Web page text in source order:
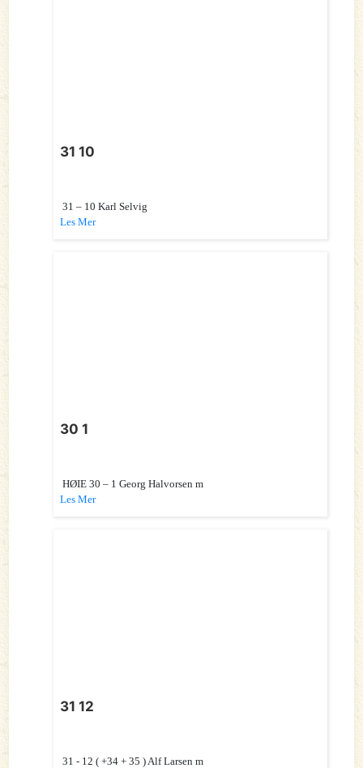
31 10
31 – 10 Karl Selvig
Les Mer
30 1
HØIE 30 – 1 Georg Halvorsen m
Les Mer
31 12
31 - 12 ( +34 + 35 ) Alf Larsen m